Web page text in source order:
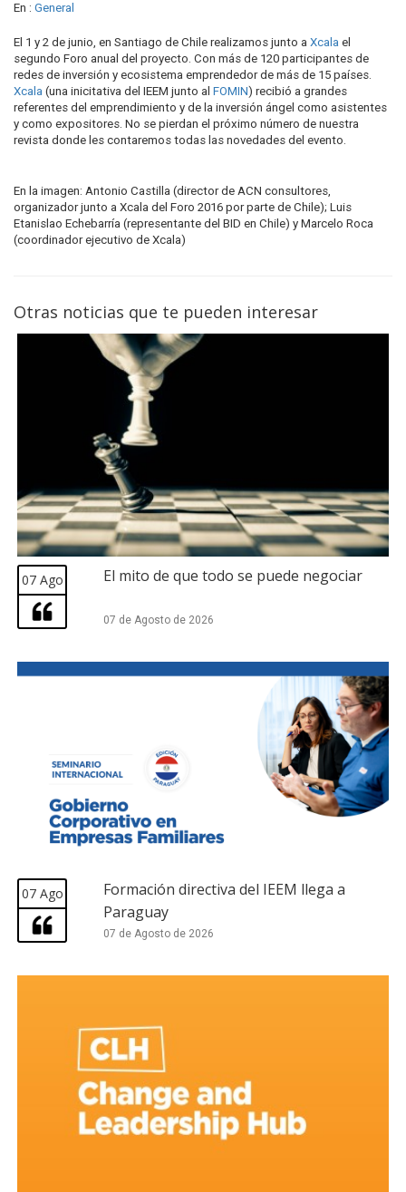
En : General
El 1 y 2 de junio, en Santiago de Chile realizamos junto a Xcala el
segundo Foro anual del proyecto. Con más de 120 participantes de
redes de inversión y ecosistema emprendedor de más de 15 países.
Xcala (una inicitativa del IEEM junto al FOMIN) recibió a grandes
referentes del emprendimiento y de la inversión ángel como asistentes
y como expositores. No se pierdan el próximo número de nuestra
revista donde les contaremos todas las novedades del evento.
En la imagen: Antonio Castilla (director de ACN consultores,
organizador junto a Xcala del Foro 2016 por parte de Chile); Luis
Etanislao Echebarría (representante del BID en Chile) y Marcelo Roca
(coordinador ejecutivo de Xcala)
Otras noticias que te pueden interesar
07 Ago El mito de que todo se puede negociar
07 de Agosto de 2026
07 Ago
Formación directiva del IEEM llega a
Paraguay
07 de Agosto de 2026